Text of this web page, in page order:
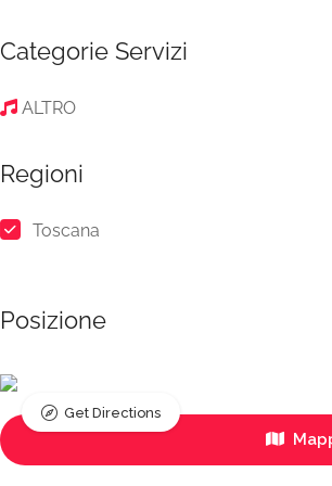
Categorie Servizi
ALTRO
Regioni
Toscana
Posizione
Get Directions